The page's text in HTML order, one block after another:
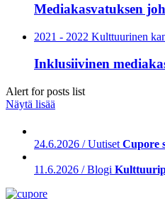
Mediakasvatuksen
2021 - 2022 Kulttuurinen
Inklusiivinen
Alert for posts list
Näytä lisää
24.6.2026 / Uutiset Cupore
11.6.2026 / Blogi